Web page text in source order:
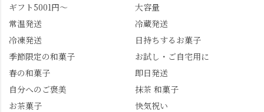
ギフト5001円～
大容量
常温発送
冷蔵発送
冷凍発送
日持ちするお菓子
季節限定の和菓子
お試し・ご自宅用に
春の和菓子
即日発送
自分へのご褒美
抹茶 和菓子
お茶菓子
快気祝い